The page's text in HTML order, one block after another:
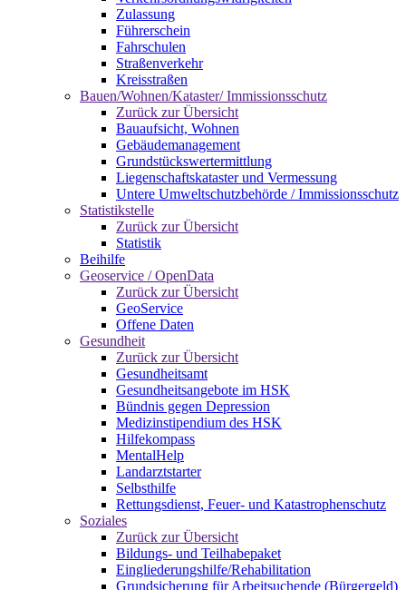
Zulassung
Führerschein
Fahrschulen
Straßenverkehr
Kreisstraßen
Bauen/Wohnen/Kataster/ Immissionsschutz
Zurück zur Übersicht
Bauaufsicht, Wohnen
Gebäudemanagement
Grundstückswertermittlung
Liegenschaftskataster und Vermessung
Untere Umweltschutzbehörde / Immissionsschutz
Statistikstelle
Zurück zur Übersicht
Statistik
Beihilfe
Geoservice / OpenData
Zurück zur Übersicht
GeoService
Offene Daten
Gesundheit
Zurück zur Übersicht
Gesundheitsamt
Gesundheitsangebote im HSK
Bündnis gegen Depression
Medizinstipendium des HSK
Hilfekompass
MentalHelp
Landarztstarter
Selbsthilfe
Rettungsdienst, Feuer- und Katastrophenschutz
Soziales
Zurück zur Übersicht
Bildungs- und Teilhabepaket
Eingliederungshilfe/Rehabilitation
Grundsicherung für Arbeitsuchende (Bürgergeld)